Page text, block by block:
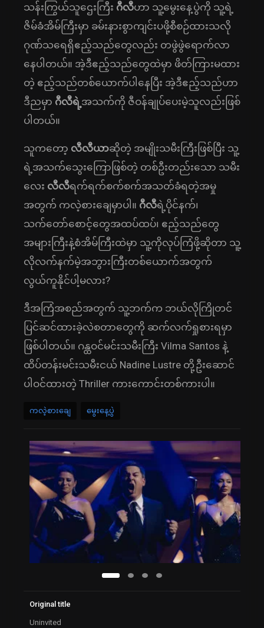
သန်းကြွယ်သူဌေးကြီး ဂီလီဟာ သူ့မွေးနေ့ပွဲကို သူ့ရဲ့
ဇိမ်ခံအိမ်ကြီးမှာ ခမ်းနားစွာကျင်းပဖို့စီစဉ်ထားသလို
ဂုဏ်သရေရှိဧည့်သည်တွေလည်း တဖွဲဖွဲရောက်လာ
နေပါတယ်။ အဲ့ဒီဧည့်သည်တွေထဲမှာ ဖိတ်ကြားမထား
တဲ့ ဧည့်သည်တစ်ယောက်ပါနေပြီး အဲ့ဒီဧည့်သည်ဟာ
ဒီညမှာ ဂီလီရဲ့ အသက်ကို ဇီဝန်ချုပ်ပေးမဲ့သူလည်းဖြစ်
ပါတယ်။
သူကတော့ လီလီယာဆိုတဲ့ အမျိုးသမီးကြီးဖြစ်ပြီး သူ့
ရဲ့အသက်သွေးကြောဖြစ်တဲ့ တစ်ဦးတည်းသော သမီး
လေး လီလီရက်ရက်စက်စက်အသတ်ခံရတဲ့အမှု
အတွက် ကလဲ့စားချေမှာပါ။ ဂီလီရဲ့ပိုင်နက်၊
သက်တော်စောင့်တွေအထပ်ထပ်၊ ဧည့်သည်တွေ
အများကြီးနဲ့စံအိမ်ကြီးထဲမှာ သူ့ကိုလုပ်ကြံဖို့ဆိုတာ သူ့
လိုလက်နက်မဲ့အဘွားကြီးတစ်ယောက်အတွက်
လွယ်ကူနိုင်ပါ့မလား?
ဒီအကြံအစည်အတွက် သူ့ဘက်က ဘယ်လိုကြိုတင်
ပြင်ဆင်ထားခဲ့လဲစတာတွေကို ဆက်လက်ရှုစားရမှာ
ဖြစ်ပါတယ်။ ဂန္ထဝင်မင်းသမီးကြီး Vilma Santos နဲ့
ထိပ်တန်းမင်းသမီးငယ် Nadine Lustre တို့ဦးဆောင်
ပါဝင်ထားတဲ့ Thriller ကားကောင်းတစ်ကားပါ။
ကလဲ့စားချေ မွေးနေ့ပွဲ
Original title
Uninvited